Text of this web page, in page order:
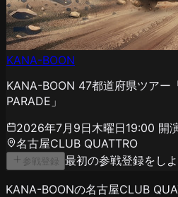
KANA-BOON
KANA-BOON 47都道府県ツアー
PARADE」
2026年7月9日木曜日19:00 開
名古屋CLUB QUATTRO
参戦登録 最初の参戦登録をしよ
KANA-BOONの名古屋CLUB